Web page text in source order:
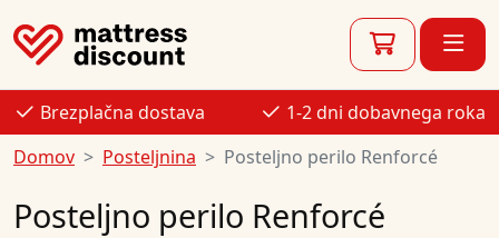
Brezplačna dostava
1-2 dni dobavnega roka
Domov
Posteljnina Posteljno perilo Renforcé
Posteljno perilo Renforcé